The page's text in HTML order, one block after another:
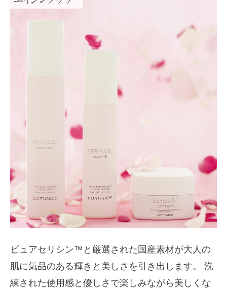
ピュアセリシン™と厳選された国産素材が大人の
肌に気品のある輝きと美しさを引き出します。 洗
練された使用感と優しさで楽しみながら美しくな